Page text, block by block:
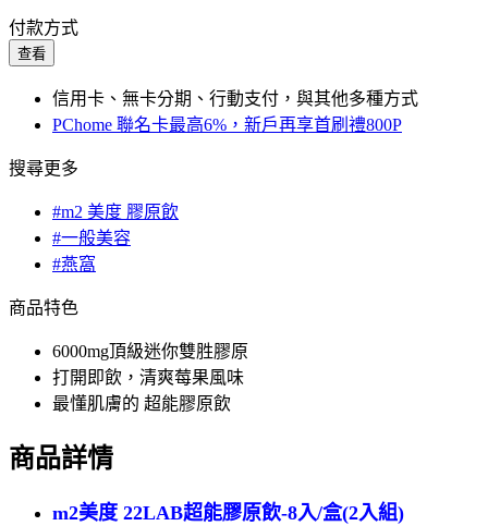
付款方式
查看
信用卡、無卡分期、行動支付，與其他多種方式
PChome 聯名卡最高6%，新戶再享首刷禮800P
搜尋更多
#m2 美度 膠原飲
#一般美容
#燕窩
商品特色
6000mg頂級迷你雙胜膠原
打開即飲，清爽莓果風味
最懂肌膚的 超能膠原飲
商品詳情
m2美度22LAB超能膠原飲-8入/盒(2入組)